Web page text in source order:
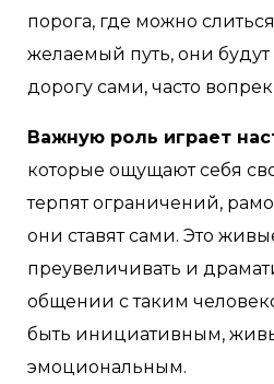
порога, где можно
желаемый путь, они
дорогу сами, часто
Важную роль играет
которые ощущают себя
терпят ограничений,
они ставят сами. Это
преувеличивать и
общении с таким
быть инициативным,
эмоциональным.